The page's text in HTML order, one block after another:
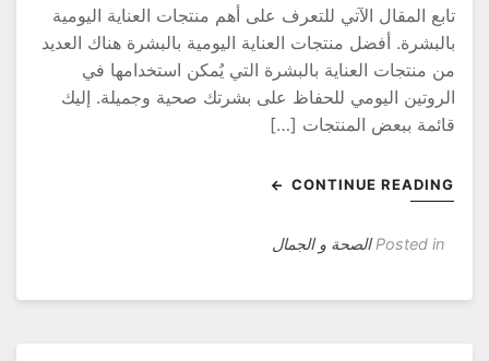
المقال الآتي للتعرف على أهم منتجات العناية اليومية
أفضل منتجات العناية اليومية بالبشرة هناك العديد
منتجات العناية بالبشرة التي يُمكن استخدامها في
اليومي للحفاظ على بشرتك صحية وجميلة. إليك
ببعض المنتجات […]
CONTINUE
Posted in الصحة و الجمال